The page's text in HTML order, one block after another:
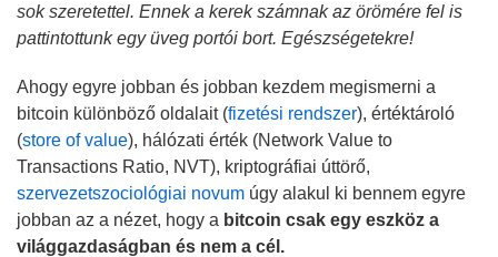
sok szeretettel. Ennek a kerek számnak az örömére fel is
pattintottunk egy üveg portói bort. Egészségetekre!
Ahogy egyre jobban és jobban kezdem megismerni a
bitcoin különböző oldalait (fizetési rendszer), értéktároló
(store of value), hálózati érték (Network Value to
Transactions Ratio, NVT), kriptográfiai úttörő,
szervezetszociológiai novum úgy alakul ki bennem egyre
jobban az a nézet, hogy a bitcoin csak egy eszköz a
világgazdaságban és nem a cél.